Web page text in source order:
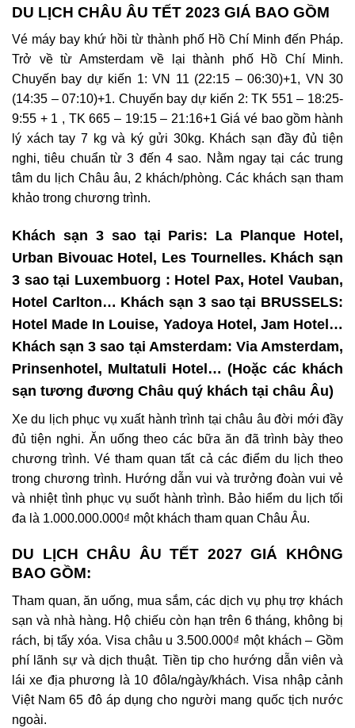
DU LỊCH CHÂU ÂU TẾT 2023 GIÁ BAO GỒM
Vé máy bay khứ hồi từ thành phố Hồ Chí Minh đến Pháp.
Trở về từ Amsterdam về lại thành phố Hồ Chí Minh.
Chuyến bay dự kiến 1: VN 11 (22:15 – 06:30)+1, VN 30
(14:35 – 07:10)+1. Chuyến bay dự kiến 2: TK 551 – 18:25-
9:55 + 1 , TK 665 – 19:15 – 21:16+1 Giá vé bao gồm hành
lý xách tay 7 kg và ký gửi 30kg. Khách sạn đầy đủ tiện
nghi, tiêu chuẩn từ 3 đến 4 sao. Nằm ngay tại các trung
tâm du lịch Châu âu, 2 khách/phòng. Các khách sạn tham
khảo trong chương trình.
Khách sạn 3 sao tại Paris: La Planque Hotel,
Urban Bivouac Hotel, Les Tournelles. Khách sạn
3 sao tại Luxembuorg : Hotel Pax, Hotel Vauban,
Hotel Carlton… Khách sạn 3 sao tại BRUSSELS:
Hotel Made In Louise, Yadoya Hotel, Jam Hotel…
Khách sạn 3 sao tại Amsterdam: Via Amsterdam,
Prinsenhotel, Multatuli Hotel… (Hoặc các khách
sạn tương đương Châu quý khách tại châu Âu)
Xe du lịch phục vụ xuất hành trình tại châu âu đời mới đầy
đủ tiện nghi. Ăn uống theo các bữa ăn đã trình bày theo
chương trình. Vé tham quan tất cả các điểm du lịch theo
trong chương trình. Hướng dẫn vui và trưởng đoàn vui vẻ
và nhiệt tình phục vụ suốt hành trình. Bảo hiểm du lịch tối
đa là 1.000.000.000₫ một khách tham quan Châu Âu.
DU LỊCH CHÂU ÂU TẾT 2027 GIÁ KHÔNG
BAO GỒM:
Tham quan, ăn uống, mua sắm, các dịch vụ phụ trợ khách
sạn và nhà hàng. Hộ chiếu còn hạn trên 6 tháng, không bị
rách, bị tẩy xóa. Visa châu u 3.500.000₫ một khách – Gồm
phí lãnh sự và dịch thuật. Tiền tip cho hướng dẫn viên và
lái xe địa phương là 10 đôla/ngày/khách. Visa nhập cảnh
Việt Nam 65 đô áp dụng cho người mang quốc tịch nước
ngoài.